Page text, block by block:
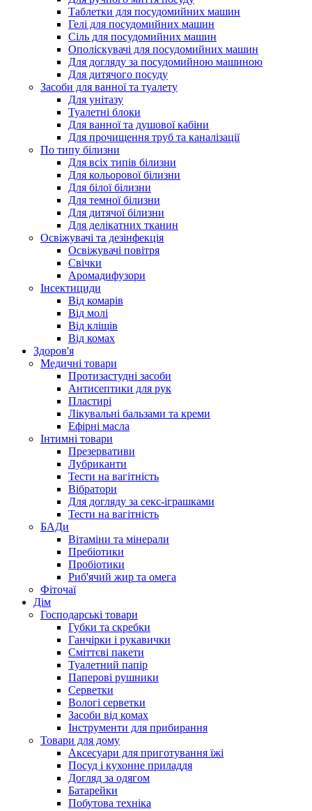
Таблетки для посудомийних машин
Гелі для посудомийних машин
Сіль для посудомийних машин
Ополіскувачі для посудомийних машин
Для догляду за посудомийною машиною
Для дитячого посуду
Засоби для ванної та туалету
Для унітазу
Туалетні блоки
Для ванної та душової кабіни
Для прочищення труб та каналізації
По типу білизни
Для всіх типів білизни
Для кольорової білизни
Для білої білизни
Для темної білизни
Для дитячої білизни
Для делікатних тканин
Освіжувачі та дезінфекція
Освіжувачі повітря
Свічки
Аромадифузори
Інсектициди
Від комарів
Від молі
Від кліщів
Від комах
Здоров'я
Медичні товари
Протизастудні засоби
Антисептики для рук
Пластирі
Лікувальні бальзами та креми
Ефірні масла
Інтимні товари
Презервативи
Лубриканти
Тести на вагітність
Вібратори
Для догляду за секс-іграшками
Тести на вагітність
БАДи
Вітаміни та мінерали
Пребіотики
Пробіотики
Риб'ячий жир та омега
Фіточаї
Дім
Господарські товари
Губки та скребки
Ганчірки і рукавички
Сміттєві пакети
Туалетний папір
Паперові рушники
Серветки
Вологі серветки
Засоби від комах
Інструменти для прибирання
Товари для дому
Аксесуари для приготування їжі
Посуд і кухонне приладдя
Догляд за одягом
Батарейки
Побутова техніка